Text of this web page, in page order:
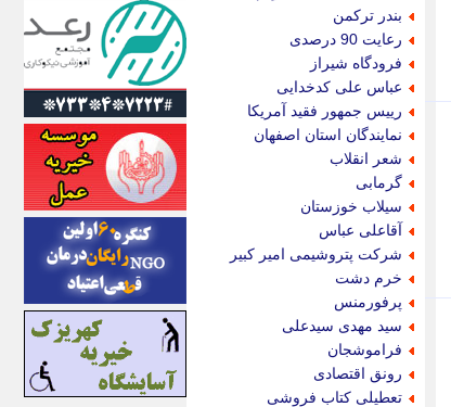
بندر ترکمن
رعایت 90 درصدی
فرودگاه شیراز
عباس علی کدخدایی
رییس جمهور فقید آمریکا
نمایندگان استان اصفهان
شعر انقلاب
گرمابی
سیلاب خوزستان
آقاعلی عباس
شرکت پتروشیمی امیر کبیر
خرم دشت
پرفورمنس
سید مهدی سیدعلی
فراموشجان
رونق اقتصادی
تعطیلی کتاب فروشی
ایران فوری
ایرانی روز
ایرانیتال
ایرنا
ایسکانیوز
ایسنا
ایکنا
ایلنا
اینتیتر
ایونا نیوز
بازتاب آنلاین
باشگاه خبرنگاران
باغستان نیوز
بامبوک
ببین و بخون
بدینسان
بنکر